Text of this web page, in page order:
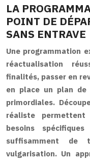
LA
POINT DE
SANS ENTRAVE
Une programmation
réactualisation
finalités, passer en
en place un plan
primordiales.
réaliste permettent
besoins
suffisamment
vulgarisation. Un